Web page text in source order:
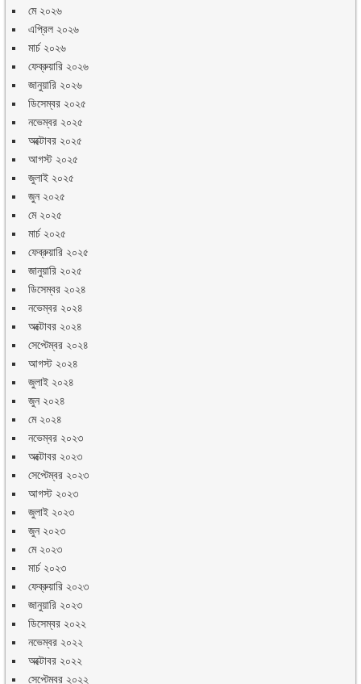
মে ২০২৬
এপ্রিল ২০২৬
মার্চ ২০২৬
ফেব্রুয়ারি ২০২৬
জানুয়ারি ২০২৬
ডিসেম্বর ২০২৫
নভেম্বর ২০২৫
অক্টোবর ২০২৫
আগস্ট ২০২৫
জুলাই ২০২৫
জুন ২০২৫
মে ২০২৫
মার্চ ২০২৫
ফেব্রুয়ারি ২০২৫
জানুয়ারি ২০২৫
ডিসেম্বর ২০২৪
নভেম্বর ২০২৪
অক্টোবর ২০২৪
সেপ্টেম্বর ২০২৪
আগস্ট ২০২৪
জুলাই ২০২৪
জুন ২০২৪
মে ২০২৪
নভেম্বর ২০২৩
অক্টোবর ২০২৩
সেপ্টেম্বর ২০২৩
আগস্ট ২০২৩
জুলাই ২০২৩
জুন ২০২৩
মে ২০২৩
মার্চ ২০২৩
ফেব্রুয়ারি ২০২৩
জানুয়ারি ২০২৩
ডিসেম্বর ২০২২
নভেম্বর ২০২২
অক্টোবর ২০২২
সেপ্টেম্বর ২০২২